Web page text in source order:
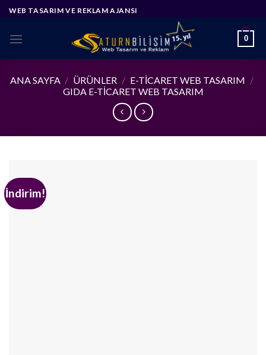
Skip
content
WEB TASARIM VE REKLAM AJANSI
0
ANA SAYFA / ÜRÜNLER / E-TICARET WEB TASARIM /
GIDA E-TICARET WEB TASARIM
İndirim!